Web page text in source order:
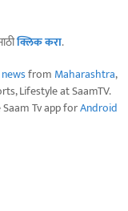
क्लिक करा.
from Maharashtra,
Lifestyle at SaamTV.
Tv app forAndroid